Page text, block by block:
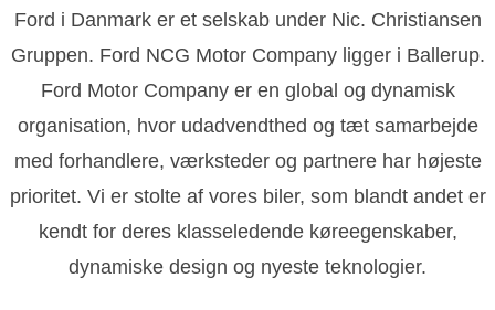
Ford i Danmark er et selskab under Nic. Christiansen
Gruppen. Ford NCG Motor Company ligger i Ballerup.
Ford Motor Company er en global og dynamisk
organisation, hvor udadvendthed og tæt samarbejde
med forhandlere, værksteder og partnere har højeste
prioritet. Vi er stolte af vores biler, som blandt andet er
kendt for deres klasseledende køreegenskaber,
dynamiske design og nyeste teknologier.